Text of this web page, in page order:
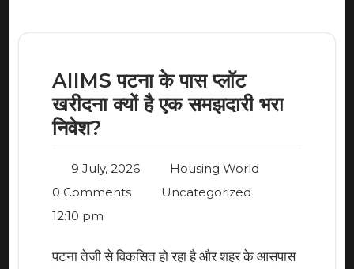
AIIMS पटना के पास प्लॉट
खरीदना क्यों है एक समझदारी भरा
निवेश?
9 July, 2026
Housing World
0 Comments
Uncategorized
12:10 pm
पटना तेजी से विकसित हो रहा है और शहर के आसपास